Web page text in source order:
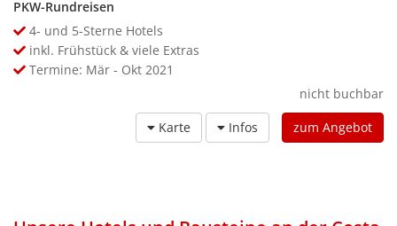
PKW-Rundreisen
4- und 5-Sterne Hotels
inkl. Frühstück & viele Extras
Termine: Mär - Okt 2021
nicht buchbar
Karte
Infos zum Angebot